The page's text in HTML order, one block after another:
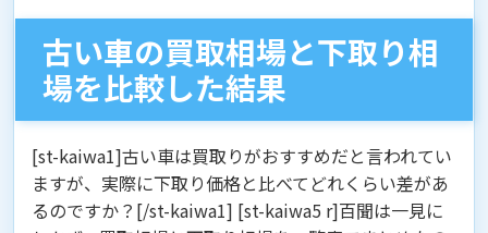
古い車の買取相場と下取り相
場を比較した結果
[st-kaiwa1]古い車は買取りがおすすめだと言われてい
ますが、実際に下取り価格と比べてどれくらい差があ
るのですか？[/st-kaiwa1] [st-kaiwa5 r]百聞は一見に